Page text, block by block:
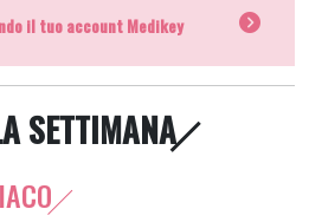
il tuo account Medikey
SETTIMANA